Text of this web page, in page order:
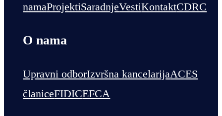
namaProjektiSaradnjeVestiKontaktCDRC
O nama
Upravni odborIzvršna kancelarijaACES
članiceFIDICEFCA